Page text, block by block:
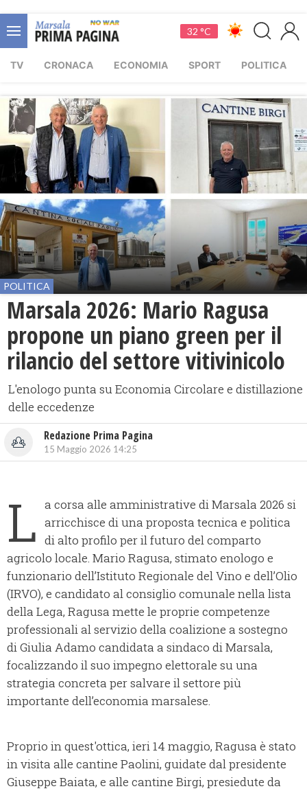
32 °C
TV CRONACA ECONOMIA SPORT POLITICA
POLITICA
Marsala 2026: Mario Ragusa
propone un piano green per il
rilancio del settore vitivinicolo
L'enologo punta su Economia Circolare e distillazione
delle eccedenze
Redazione Prima Pagina
15 Maggio 2026 14:25
L a corsa alle amministrative di Marsala 2026 si
arricchisce di una proposta tecnica e politica
di alto profilo per il futuro del comparto
agricolo locale. Mario Ragusa, stimato enologo e
funzionario dell’Istituto Regionale del Vino e dell’Olio
(IRVO), e candidato al consiglio comunale nella lista
della Lega, Ragusa mette le proprie competenze
professionali al servizio della coalizione a sostegno
di Giulia Adamo candidata a sindaco di Marsala,
focalizzando il suo impegno elettorale su una
strategia concreta per salvare il settore più
importante dell’economia marsalese.
Proprio in quest'ottica, ieri 14 maggio, Ragusa è stato
in visita alle cantine Paolini, guidate dal presidente
Giuseppe Baiata, e alle cantine Birgi, presiedute da